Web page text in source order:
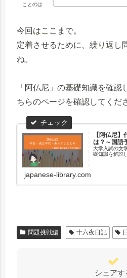
ことのは
今回はここまで。
定着させるために、繰り返し
ね。
「阿仏尼」の基礎知識を確認
ちらのページを確認してくだ
【阿仏尼
は？～国語
大学入試の文
礎知識を解説
japanese-library.com
問題挑戦編 十六夜日記
シェアす